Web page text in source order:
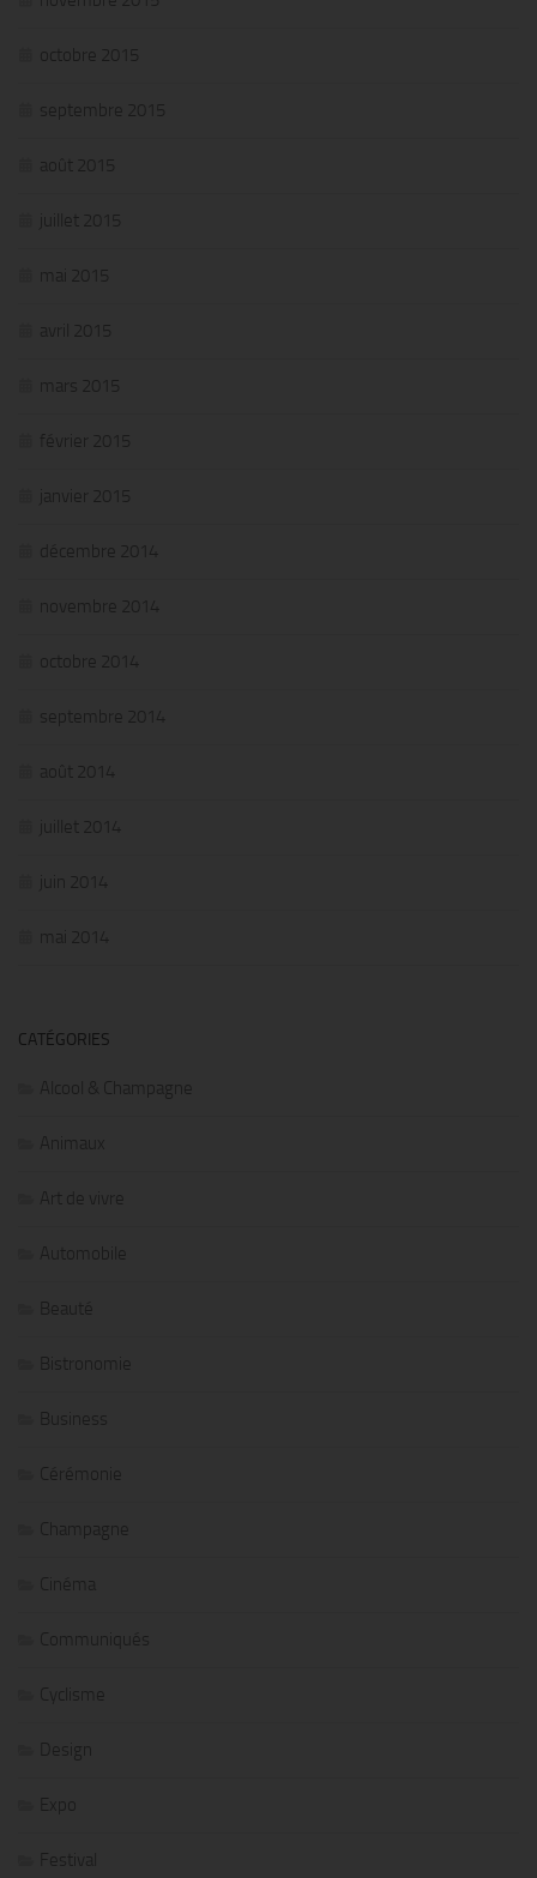
octobre 2015
septembre 2015
août 2015
juillet 2015
mai 2015
avril 2015
mars 2015
février 2015
janvier 2015
décembre 2014
novembre 2014
octobre 2014
septembre 2014
août 2014
juillet 2014
juin 2014
mai 2014
CATÉGORIES
Alcool & Champagne
Animaux
Art de vivre
Automobile
Beauté
Bistronomie
Business
Cérémonie
Champagne
Cinéma
Communiqués
Cyclisme
Design
Expo
Festival